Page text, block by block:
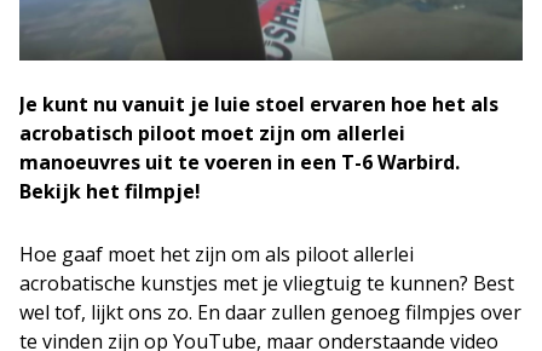
Je kunt nu vanuit je luie stoel ervaren hoe het als
acrobatisch piloot moet zijn om allerlei
manoeuvres uit te voeren in een T-6 Warbird.
Bekijk het filmpje!
Hoe gaaf moet het zijn om als piloot allerlei
acrobatische kunstjes met je vliegtuig te kunnen? Best
wel tof, lijkt ons zo. En daar zullen genoeg filmpjes over
te vinden zijn op YouTube, maar onderstaande video